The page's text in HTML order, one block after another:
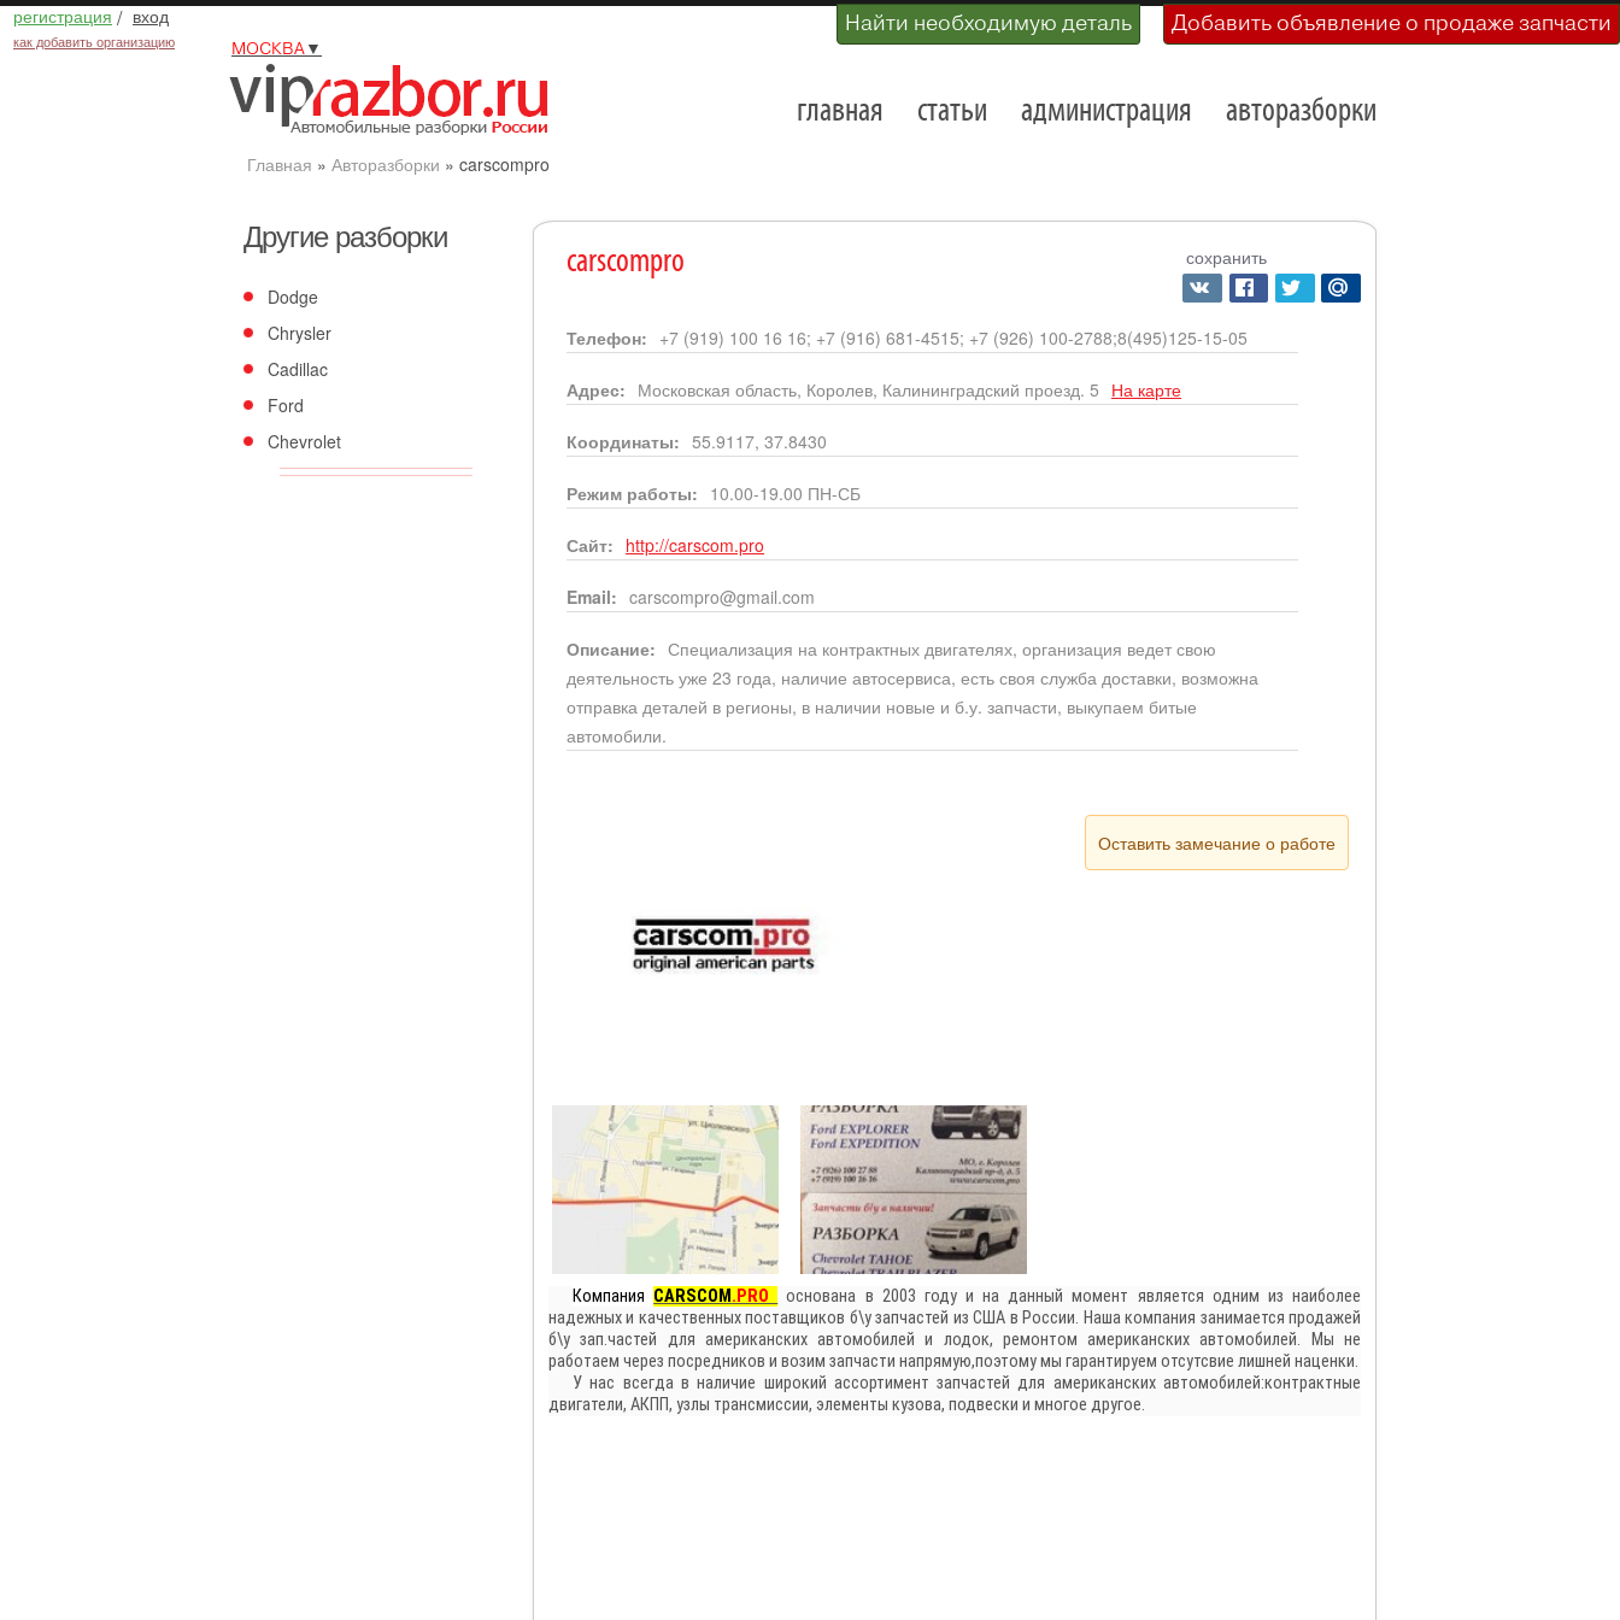
регистрация / вход
как добавить организацию
Найти необходимую деталь Добавить объявление о продаже запчасти
МОСКВА▼
главная статьи администрация авторазборки
Главная » Авторазборки » carscompro
Другие разборки
Dodge
Chrysler
Cadillac
Ford
Chevrolet
carscompro сохранить
Телефон: +7 (919) 100 16 16; +7 (916) 681-4515; +7 (926) 100-2788;8(495)125-15-05
Адрес: Московская область, Королев, Калининградский проезд. 5 На карте
Координаты: 55.9117, 37.8430
Режим работы: 10.00-19.00 ПН-СБ
Сайт: http://carscom.pro
Email: carscompro@gmail.com
Описание: Специализация на контрактных двигателях, организация ведет свою
деятельность уже 23 года, наличие автосервиса, есть своя служба доставки, возможна
отправка деталей в регионы, в наличии новые и б.у. запчасти, выкупаем битые
автомобили.
Оставить замечание о работе
Компания CARSCOM .PRO
основана в 2003 году и на данный момент является одним из наиболее
надежных и качественных поставщиков б\у запчастей из США в России. Наша компания занимается продажей
б\у зап.частей для американских автомобилей и лодок, ремонтом американских автомобилей. Мы не
работаем через посредников и возим запчасти напрямую,поэтому мы гарантируем отсутсвие лишней наценки.
У нас всегда в наличие широкий ассортимент запчастей для американских автомобилей:контрактные
двигатели, АКПП, узлы трансмиссии, элементы кузова, подвески и многое другое.